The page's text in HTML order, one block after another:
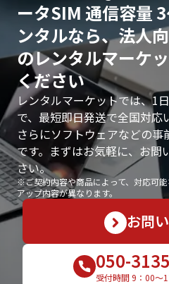
ータSIM 通信容量
ンタルなら、法人
のレンタルマーケ
ください
レンタルマーケットでは、1
で、最短即日発送で全国対応
さらにソフトウェアなどの
です。まずはお気軽に、お問
さい。
※ご契約内容や商品によって、対応可
アップ内容が異なります。
お問
050-
受付時間 9：00〜